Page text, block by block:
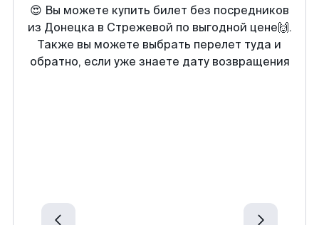
😍 Вы можете купить билет без посредников
из Донецка в Стрежевой по выгодной цене🙌.
Также вы можете выбрать перелет туда и
обратно, если уже знаете дату возвращения